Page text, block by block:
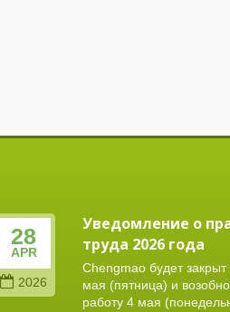
28
APR
2026
Уведомление о
труда 2026 года
Chengmao будет
мая (пятница) и
работу 4 мая